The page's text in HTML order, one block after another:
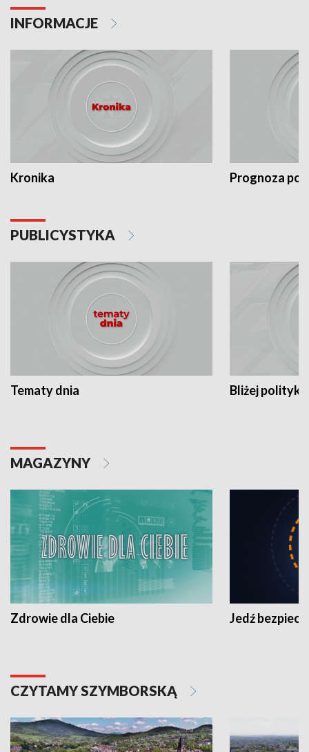
INFORMACJE
Kronika Prognoza
PUBLICYSTYKA
Tematy dnia Bliżej polityki
MAGAZYNY
Zdrowie dla Ciebie Jedź
CZYTAMY SZYMBORSKĄ